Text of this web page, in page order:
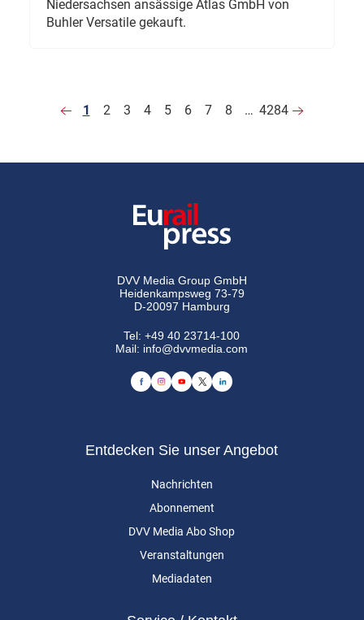
Niedersachsen ansässige Atlas GmbH von
Buhler Versatile gekauft.
1 2 3 4 5 6 7 8 … 4284
DVV Media Group GmbH
Heidenkampsweg 73-79
D-20097 Hamburg
Tel:+49 40 23714-100
Mail: info@dvvmedia.com
Entdecken Sie unser Angebot
Nachrichten
Abonnement
DVV Media Abo Shop
Veranstaltungen
Mediadaten